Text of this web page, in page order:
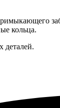
кольца.
деталей.